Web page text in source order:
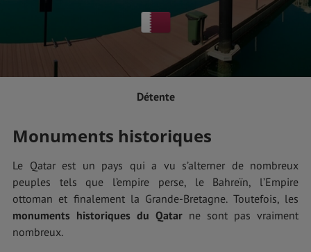
Détente
Monuments historiques
Le Qatar est un pays qui a vu s’alterner de nombreux
peuples tels que l’empire perse, le Bahreïn, l’Empire
ottoman et finalement la Grande-Bretagne. Toutefois, les
monuments historiques du Qatar ne sont pas vraiment
nombreux.